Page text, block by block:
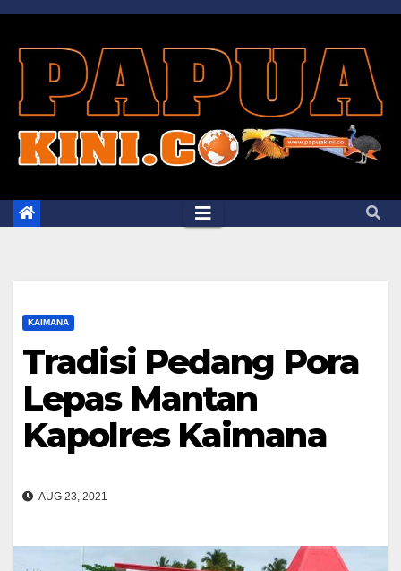
Skip
content
KAIMANA
Tradisi Pedang Pora
Lepas Mantan
Kapolres Kaimana
AUG 23, 2021